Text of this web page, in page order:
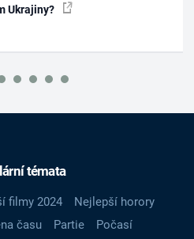
Ukrajiny?
témata
filmy 2024
Nejlepší horory
času Partie
Počasí